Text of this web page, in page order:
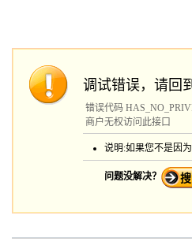
调试错误，请回
错误代码
商户无权访问此接口
说明:如果您不是因
问题没解决？